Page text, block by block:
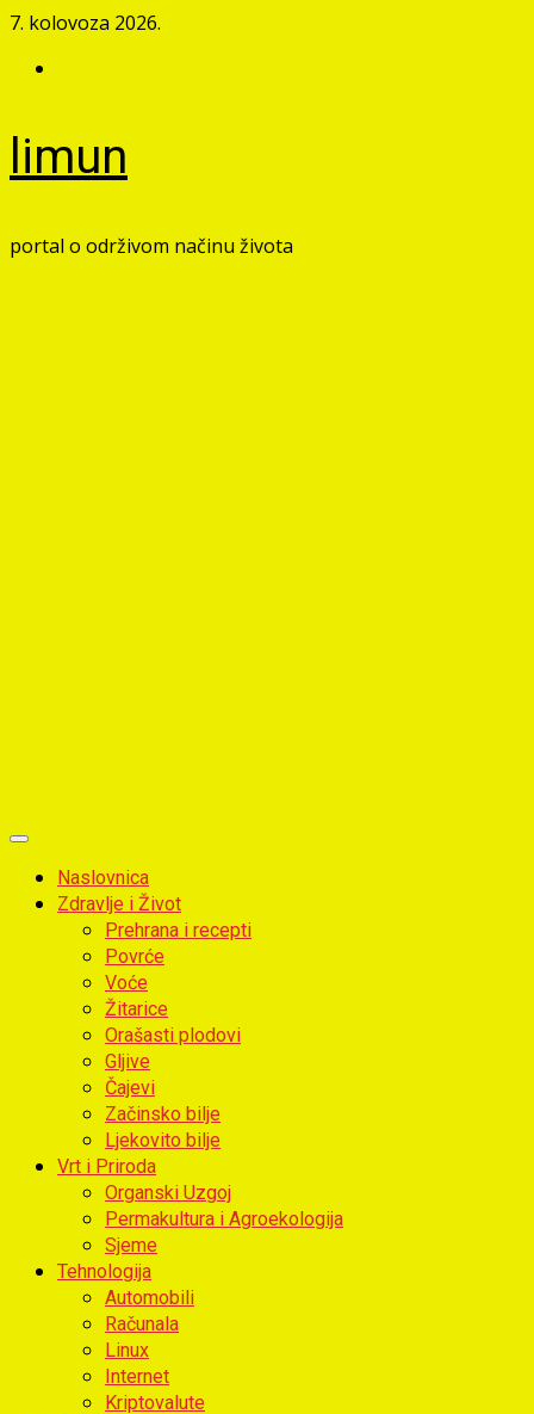
Skip
content
7. kolovoza 2026.
limun
portal o održivom načinu života
Primary
MenuNaslovnica
Zdravlje i Život
Prehrana i recepti
Povrće
Voće
Žitarice
Orašasti plodovi
Gljive
Čajevi
Začinsko bilje
Ljekovito bilje
Vrt i Priroda
Organski Uzgoj
Permakultura i Agroekologija
Sjeme
Tehnologija
Automobili
Računala
Linux
Internet
Kriptovalute